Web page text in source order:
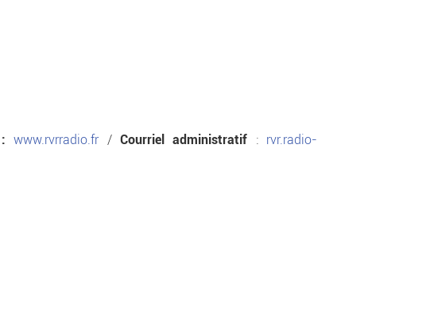
:www.rvrradio.fr/Courriel administratif : rvr.radio-